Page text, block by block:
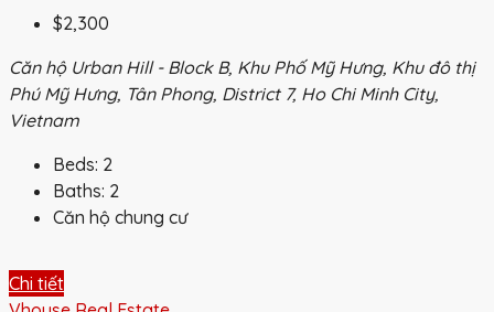
$2,300
Căn hộ Urban Hill - Block B, Khu Phố Mỹ Hưng, Khu đô thị
Phú Mỹ Hưng, Tân Phong, District 7, Ho Chi Minh City,
Vietnam
Beds: 2
Baths: 2
Căn hộ chung cư
Chi tiết